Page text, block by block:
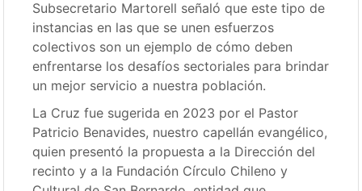
Subsecretario Martorell señaló que este tipo de
instancias en las que se unen esfuerzos
colectivos son un ejemplo de cómo deben
enfrentarse los desafíos sectoriales para brindar
un mejor servicio a nuestra población.
La Cruz fue sugerida en 2023 por el Pastor
Patricio Benavides, nuestro capellán evangélico,
quien presentó la propuesta a la Dirección del
recinto y a la Fundación Círculo Chileno y